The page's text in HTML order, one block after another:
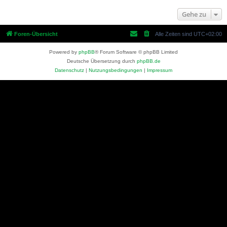
Gehe zu
Foren-Übersicht Alle Zeiten sind UTC+02:00
Powered by phpBB® Forum Software © phpBB Limited
Deutsche Übersetzung durch phpBB.de
Datenschutz | Nutzungsbedingungen | Impressum